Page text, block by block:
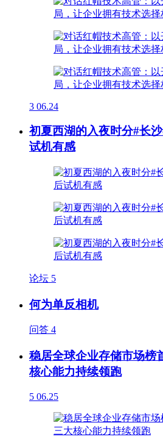
3 06.24
初夏西湖的入夜时分#长
试机有感
论坛 5
何为单反相机
问答 4
稳居全球企业存储市场榜
核心能力持续领跑
5 06.25